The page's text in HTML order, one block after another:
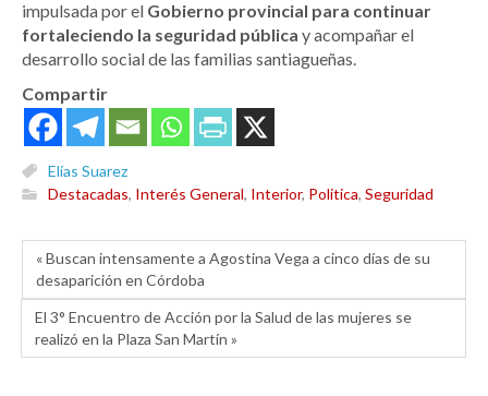
impulsada por el Gobierno provincial para continuar
fortaleciendo la seguridad pública y acompañar el
desarrollo social de las familias santiagueñas.
Compartir
Elías Suarez
Destacadas, Interés General, Interior, Politica, Seguridad
« Buscan intensamente a Agostina Vega a cinco días de su
desaparición en Córdoba
El 3° Encuentro de Acción por la Salud de las mujeres se
realizó en la Plaza San Martín »